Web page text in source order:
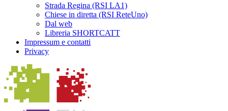
Strada Regina (RSI LA1)
Chiese in diretta (RSI ReteUno)
Dal web
Libreria SHORTCATT
Impressum e contatti
Privacy